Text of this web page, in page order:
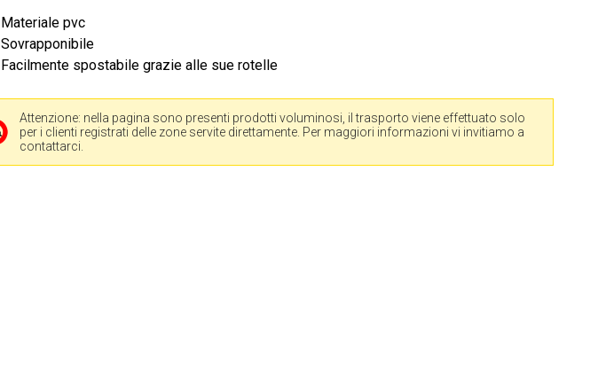
Materiale pvc
Sovrapponibile
Facilmente spostabile grazie alle sue rotelle
Attenzione: nella pagina sono presenti prodotti voluminosi, il trasporto viene effettuato solo
per i clienti registrati delle zone servite direttamente. Per maggiori informazioni vi invitiamo a
contattarci.